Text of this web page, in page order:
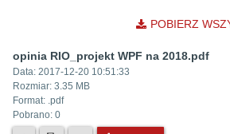
POBIERZ
opinia RIO_projekt WPF na 2018.pdf
Data: 2017-12-20 10:51:33
Rozmiar: 3.35 MB
Format: .pdf
Pobrano: 0